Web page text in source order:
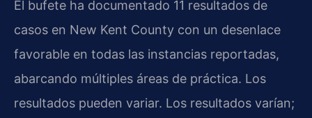
El bufete ha documentado 11 resultados de
casos en New Kent County con un desenlace
favorable en todas las instancias reportadas,
abarcando múltiples áreas de práctica. Los
resultados pueden variar. Los resultados varían;